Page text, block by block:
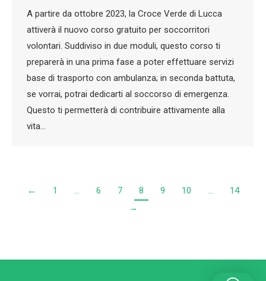
A partire da ottobre 2023, la Croce Verde di Lucca
attiverà il nuovo corso gratuito per soccorritori
volontari. Suddiviso in due moduli, questo corso ti
preparerà in una prima fase a poter effettuare servizi
base di trasporto con ambulanza; in seconda battuta,
se vorrai, potrai dedicarti al soccorso di emergenza.
Questo ti permetterà di contribuire attivamente alla
vita…
← 1 … 6 7 8 9 10 …
14
→